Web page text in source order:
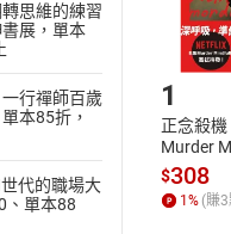
轉思維的練習
展，單本
一行禪師百歲
本85折，
世代的職場大
、單本88
1
正念殺
Murder
發】【電
$308
1% (賺3